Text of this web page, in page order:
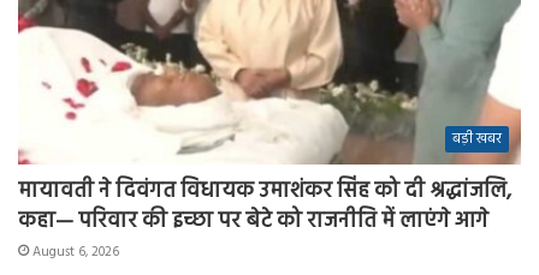
बड़ी खबर
मायावती ने दिवंगत विधायक उमाशंकर सिंह को दी श्रद्धांजलि,
कहा— परिवार की इच्छा पर बेटे को राजनीति में लाएंगे आगे
August 6, 2026